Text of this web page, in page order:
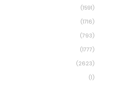
(1591)
(1716)
(793)
(1777)
(2623)
(1)